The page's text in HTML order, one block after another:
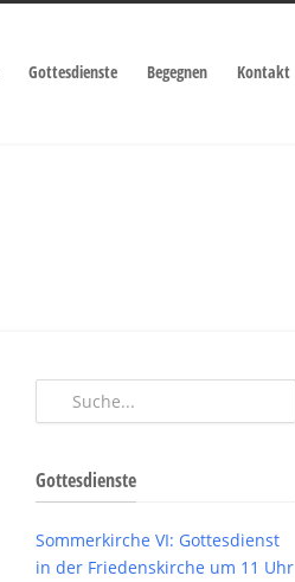
Gottesdienste Begegnen Kontakt
Gottesdienste
Sommerkirche VI: Gottesdienst
in der Friedenskirche um 11 Uhr